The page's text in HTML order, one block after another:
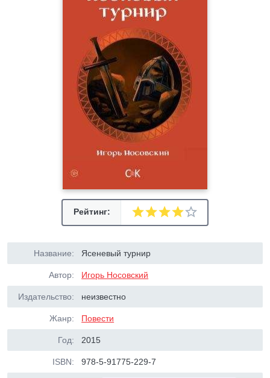
Рейтинг:
Название: Ясеневый турнир
Автор: Игорь Носовский
Издательство: неизвестно
Жанр: Повести
Год: 2015
ISBN: 978-5-91775-229-7